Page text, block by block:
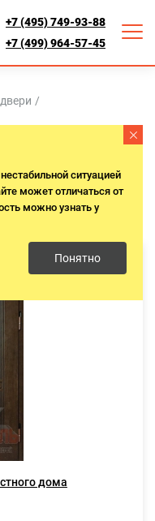
+7 (495) 749-93-88
+7 (499) 964-57-45
/
дома
ситуацией
может отличаться от
можно узнать у
Понятно